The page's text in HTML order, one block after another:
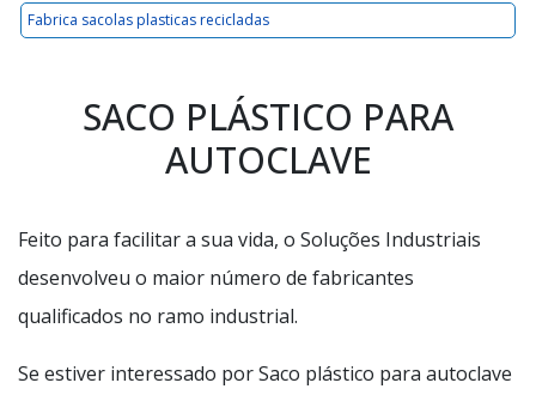
Fabrica sacolas plasticas recicladas
SACO PLÁSTICO PARA
AUTOCLAVE
Feito para facilitar a sua vida, o Soluções Industriais
desenvolveu o maior número de fabricantes
qualificados no ramo industrial.
Se estiver interessado por Saco plástico para autoclave